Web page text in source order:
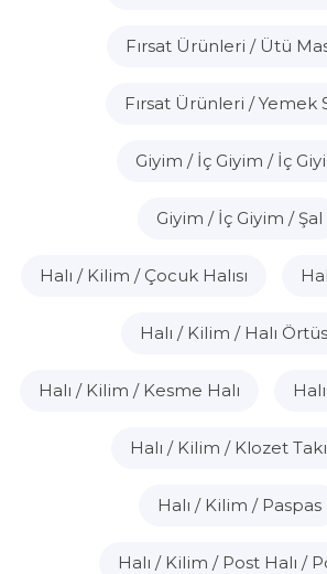
Fırsat Ürünleri / Ütü
Fırsat Ürünleri / Yemek
Giyim / İç Giyim / İç
Giyim / İç Giyim / Şal
Halı / Kilim / Çocuk Halısı
Halı / Kilim / Halı
Halı / Kilim / Kesme Halı
Halı / Kilim / Klozet
Halı / Kilim / Paspas
Halı / Kilim / Post Halı /